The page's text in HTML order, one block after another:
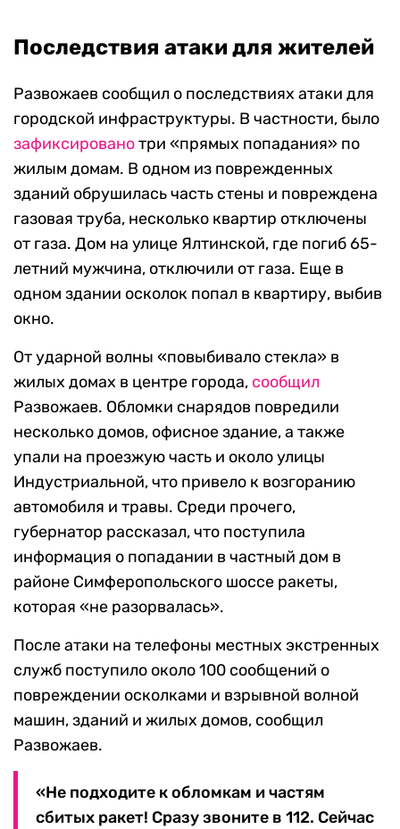
Последствия атаки для жителей
Развожаев сообщил о последствиях атаки для
городской инфраструктуры. В частности, было
зафиксированотри «прямых попадания» по
жилым домам. В одном из поврежденных
зданий обрушилась часть стены и повреждена
газовая труба, несколько квартир отключены
от газа. Дом на улице Ялтинской, где погиб 65-
летний мужчина, отключили от газа. Еще в
одном здании осколок попал в квартиру, выбив
окно.
От ударной волны «повыбивало стекла» в
жилых домах в центре города, сообщил
Развожаев. Обломки снарядов повредили
несколько домов, офисное здание, а также
упали на проезжую часть и около улицы
Индустриальной, что привело к возгоранию
автомобиля и травы. Среди прочего,
губернатор рассказал, что поступила
информация о попадании в частный дом в
районе Симферопольского шоссе ракеты,
которая «не разорвалась».
После атаки на телефоны местных экстренных
служб поступило около 100 сообщений о
повреждении осколками и взрывной волной
машин, зданий и жилых домов, сообщил
Развожаев.
«Не подходите к обломкам и частям
сбитых ракет! Сразу звоните в 112. Сейчас